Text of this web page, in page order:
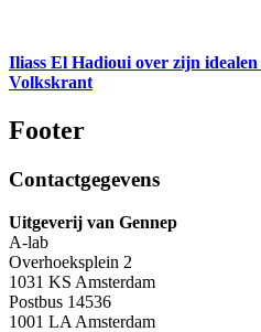
Iliass El Hadioui over zijn
Volkskrant
Footer
Contactgegevens
Uitgeverij van Gennep
A-lab
Overhoeksplein 2
1031 KS Amsterdam
Postbus 14536
1001 LA Amsterdam